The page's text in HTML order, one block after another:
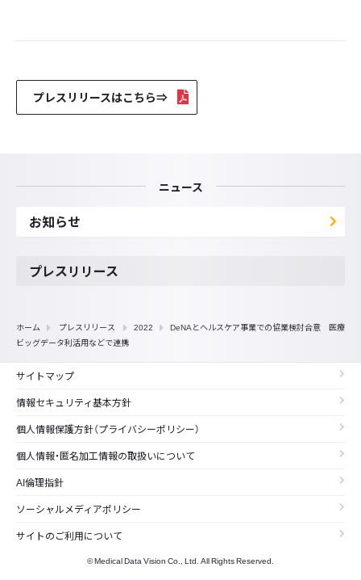
プレスリリースはこちら⇒
ニュース
お知らせ
プレスリリース
ホーム プレスリリース 2022
DeNAとヘルスケア事業での協業検討合意 医療
ビッグデータ利活用などで連携
サイトマップ
情報セキュリティ基本方針
個人情報保護方針（プライバシーポリシー）
個人情報・匿名加工情報の取扱いについて
AI倫理指針
ソーシャルメディアポリシー
サイトのご利用について
© Medical Data Vision Co., Ltd. All Rights Reserved.